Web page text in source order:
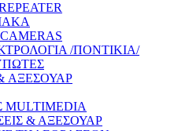
/ΠΟΝΤΙΚΙΑ/
ΑΞΕΣΟΥΑΡ
& ΑΞΕΣΟΥΑΡ